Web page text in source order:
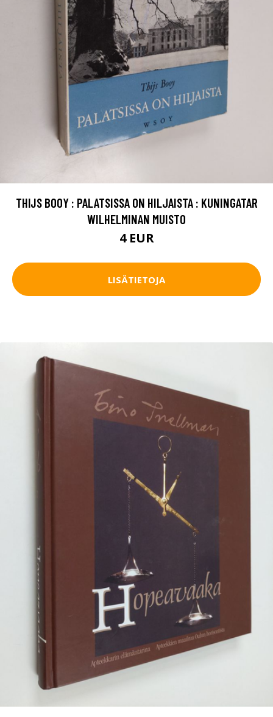
THIJS BOOY : PALATSISSA ON HILJAISTA : KUNINGATAR
WILHELMINAN MUISTO
4 EUR
LISÄTIETOJA